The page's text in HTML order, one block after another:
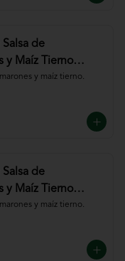
de
y Maíz Tierno
y maíz tierno.
de
y Maíz Tierno
y maíz tierno.